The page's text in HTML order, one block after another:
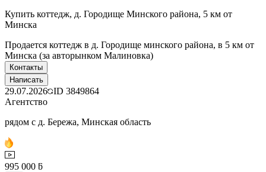
Купить коттедж, д. Городище Минского района, 5 км от
Минска
Продается коттедж в д. Городище минского района, в 5 км от
Минска (за авторынком Малиновка)
Контакты
Написать
29.07.2026 ID 3849864
Агентство
рядом с д. Бережа, Минская область
995 000 ƃ